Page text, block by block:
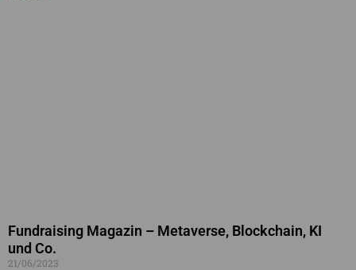
Fundraising Magazin – Metaverse, Blockchain, KI
und Co.
21/06/2023